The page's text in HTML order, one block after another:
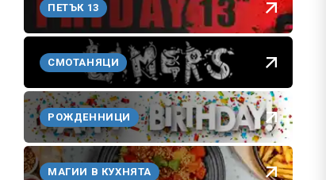
ПЕТЪК 13
СМОТАНЯЦИ
РОЖДЕННИЦИ
МАГИИ В КУХНЯТА